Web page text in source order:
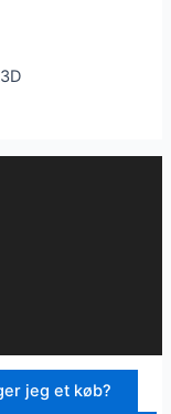
jeg et køb?